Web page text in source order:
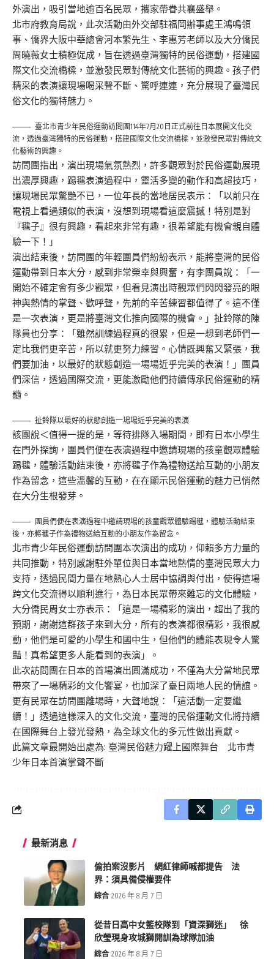
外演出，吸引當地逾百名民眾，攜家帶眷共襄盛舉。
北市府教育局說，此次活動由外交部駐福岡辦事處王鴻鳴領
事、僑界大阪中華總會河本繁先生、李惠芳老師以及大分僑民
周曉薇女士積極促成，旨在透過臺灣獨特的民俗運動，搭建國
際文化交流橋樑，並激發民眾對傳統文化藝術的興趣。孩子們
精采的表演讓現場喝采聲不斷、驚呼連連，充分展現了臺灣民
俗文化的獨特魅力。
臺北市青少年民俗運動訪問團114年7月20日正式前往日本展開文化交
流，透過臺灣獨特的民俗運動，搭建國際文化交流橋樑，並激發民眾對傳統文
化藝術的興趣。
訪問團指出，演出現場氣氛熱烈，許多觀眾對於民俗運動展現
出濃厚興趣，踢毽表演過程中，靈活多變的動作和高超技巧，
讓現場民眾驚艷不已，一位年長的當地居民表示：「以前只在
電視上看過類似的表演，沒想到現場看這麼震撼！特別是對
『毽子』很有興趣，看起來非常有趣，很希望能有機會親自體
驗一下！」
演出結束後，訪問團的年輕團員們紛紛表示，能將臺灣的民俗
運動帶到日本大分，感到非常榮幸與興奮，有李團員說：「一
開始不確定會有多少觀眾，但看見演出時觀眾們閃閃發亮的眼
神與熱情的掌聲、歡呼聲，先前的辛苦練習都值得了。這不僅
是一次表演，更是將臺灣文化推向國際的機會。」扯鈴隊的陳
隊員也分享：「雖然訓練過程真的很累，但是一想到老師們一
定比我們更辛苦，所以就更努力練習。心情既興奮又緊張，我
們要加油，以最好的狀態創造一場場近乎完美的表演！」團員
們深信，透過國際交流，更能激勵他們持續傳承民俗運動的精
髓。
扯鈴隊以最好的狀態創造一場場近乎完美的表演
該團說＜值得一提的是，等待排隊入場期間，即有日本小學生
在門外探詢，團員們便在表演過程中邀請現場的孩童觀眾體驗
踢毽，體驗活動結束後，亦將毽子作為禮物送給互動的小朋友
作為留念，這些溫馨的互動，在在顯示民俗運動的魅力已悄然
在大分生根發芽。
團員們便在表演過程中邀請現場的孩童觀眾體驗踢毽，體驗活動結束
後，亦將毽子作為禮物送給互動的小朋友作為留念。
北市青少年民俗運動訪問團本次演出的成功，仰賴多方力量的
共同推動，特別感謝駐外單位與日本當地熱情的臺灣民眾大力
支持，透過民間力量在地熱心人士居中協調與付出，使得這場
跨文化交流得以順利進行，為日本民眾帶來難忘的文化體驗，
大分僑民周女士亦表示：「這是一場精彩的演出，超出了我的
預期，謝謝這群孩子來到大分，所有的表演都很精彩，我很感
動，他們是可愛的小學生和國中生，但他們的體能表現令人驚
豔！真希望更多人能看到的表演」。
此次訪問團在日本的首場演出圓滿成功，不僅為大分當地民眾
帶來了一場精彩的文化饗宴，也加深了臺日兩地人民的情誼。
更有民眾在訪問團離場時，大聲地說：「這活動一定要繼
續！」透過這樣深入的文化交流，臺灣的民俗運動文化將持續
在國際舞台上發光發熱，為全球文化的多元性做出貢獻。
此篇文章最開始出處為: 臺灣民俗魅力躍上國際舞台 北市青
少年日本首演掌聲不斷
最新消息
偷拍案沒影片 網紅律師喊都提告 法
界：須具備侵權要件
綜合 2026 年 8 月 7 日
從昔日高中女籃校隊到「資深獅迷」 徐
欣瑩現身攻城獅開訓為球隊加油
綜合 2026 年 8 月 7 日